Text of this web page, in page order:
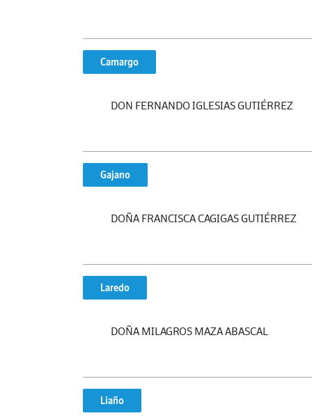
Camargo
DON FERNANDO IGLESIAS GUTIÉRREZ
Gajano
DOÑA FRANCISCA CAGIGAS GUTIÉRREZ
Laredo
DOÑA MILAGROS MAZA ABASCAL
Liaño